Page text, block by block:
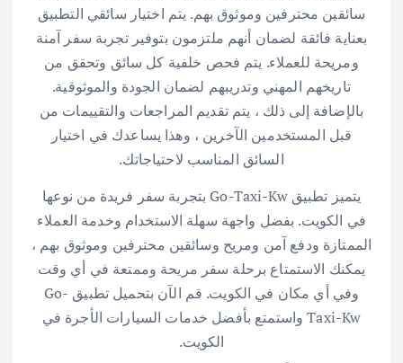
سائقين محترفين وموثوق بهم. يتم اختيار سائقي التطبيق
بعناية فائقة لضمان أنهم ملتزمون بتوفير تجربة سفر آمنة
ومريحة للعملاء. يتم فحص خلفية كل سائق وتحقق من
تاريخهم المهني وتدريبهم لضمان الجودة والموثوقية.
بالإضافة إلى ذلك ، يتم تقديم المراجعات والتقييمات من
قبل المستخدمين الآخرين ، وهذا يساعدك في اختيار
السائق المناسب لاحتياجاتك.
يتميز تطبيق Go-Taxi-Kw بتجربة سفر فريدة من نوعها
في الكويت. بفضل واجهة سهلة الاستخدام وخدمة العملاء
الممتازة ودفع آمن ومريح وسائقين محترفين وموثوق بهم ،
يمكنك الاستمتاع برحلة سفر مريحة وممتعة في أي وقت
وفي أي مكان في الكويت. قم الآن بتحميل تطبيق Go-
Taxi-Kw واستمتع بأفضل خدمات السيارات الأجرة في
الكويت.